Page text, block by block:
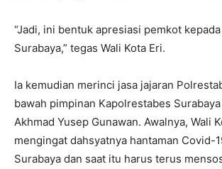
“Jadi, ini bentuk apresiasi pemkot
Surabaya,” tegas Wali Kota Eri.
Ia kemudian merinci jasa jajaran
bawah pimpinan Kapolrestabes
Akhmad Yusep Gunawan. Awalnya, Wali
mengingat dahsyatnya hantaman Covid-
Surabaya dan saat itu harus terus